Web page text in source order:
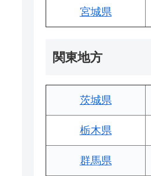
宮城県
関東地方
茨城県
栃木県
群馬県